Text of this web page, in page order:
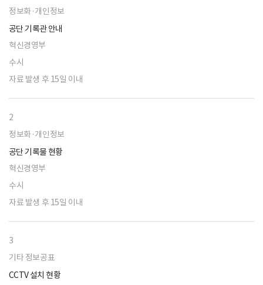
정보화·개인정보
공단 기록관 안내
혁신경영부
수시
자료 발생 후 15일 이내
2
정보화·개인정보
공단 기록물 현황
혁신경영부
수시
자료 발생 후 15일 이내
3
기타 정보공표
CCTV 설치 현황